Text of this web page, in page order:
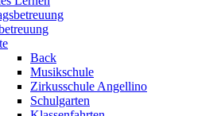
Back
Musikschule
Zirkusschule Angellino
Schulgarten